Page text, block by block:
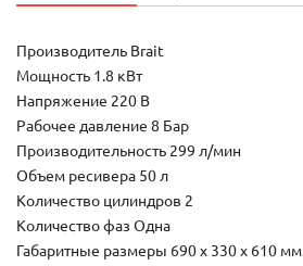
Производитель Brait
Мощность 1.8 кВт
Напряжение 220 В
Рабочее давление 8 Бар
Производительность 299 л/мин
Объем ресивера 50 л
Количество цилиндров 2
Количество фаз Одна
Габаритные размеры 690 х 330 х 610 мм